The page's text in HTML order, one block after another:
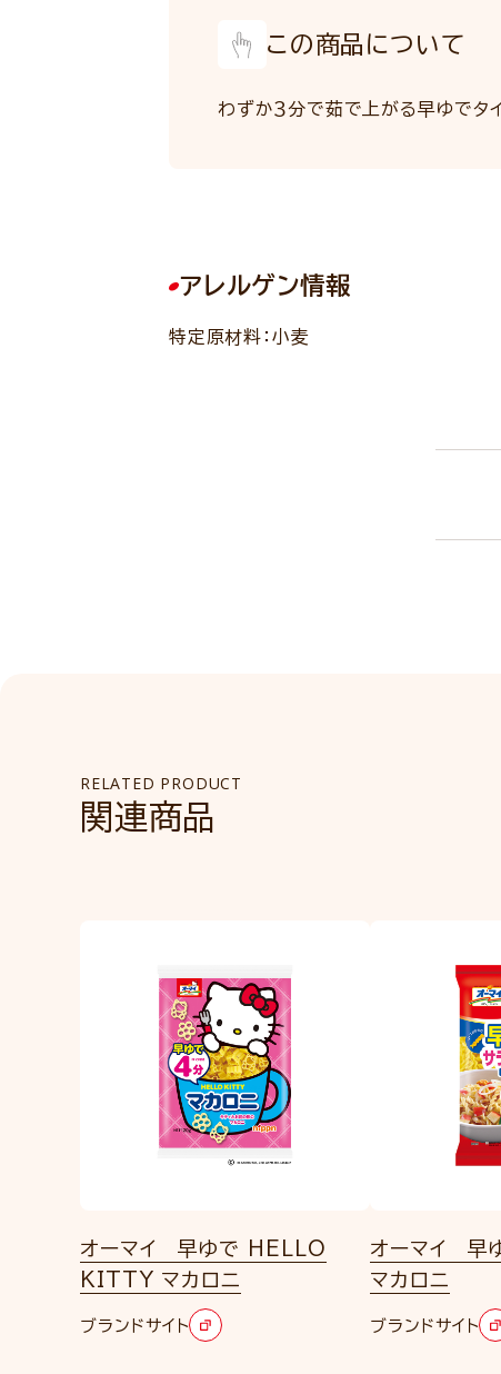
この商品について
わずか３分で茹で上がる早ゆでタ
アレルゲン情報
特定原材料：小麦
RELATED PRODUCT
関連商品
オーマイ 早ゆで HELLO
KITTY マカロニ
ブランドサイト
オーマイ 早
マカロニ
ブランドサイト